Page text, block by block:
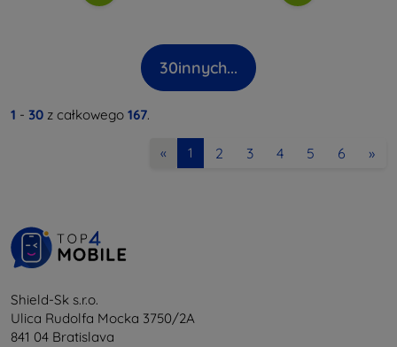
30innych...
1 - 30 z całkowego 167.
« 1 2 3 4 5 6 »
Shield-Sk s.r.o.
Ulica Rudolfa Mocka 3750/2A
841 04 Bratislava